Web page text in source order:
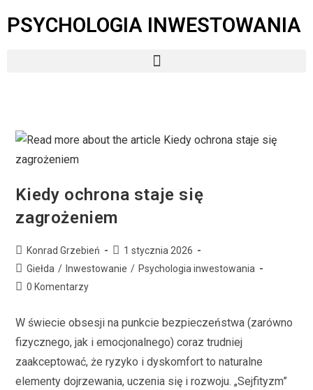
PSYCHOLOGIA INWESTOWANIA
Kiedy ochrona staje się
zagrożeniem
Konrad Grzebień
1 stycznia 2026
Giełda / Inwestowanie / Psychologia inwestowania
0 Komentarzy
W świecie obsesji na punkcie bezpieczeństwa (zarówno
fizycznego, jak i emocjonalnego) coraz trudniej
zaakceptować, że ryzyko i dyskomfort to naturalne
elementy dojrzewania, uczenia się i rozwoju. „Sejfityzm”